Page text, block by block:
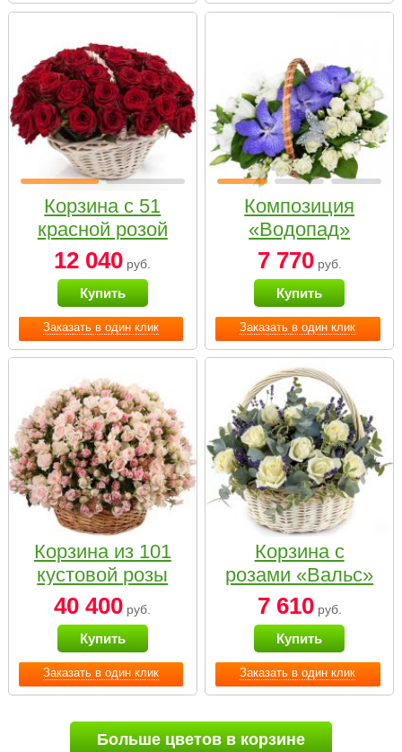
Заказать в один клик
Корзина с 51
красной розой
12 040 руб.
Купить
Заказать в один клик
Композиция
«Водопад»
7 770руб.
Купить
Заказать в один клик
Корзина из 101
кустовой розы
нежных тонов
40 400 руб.
Купить
Заказать в один клик
Корзина с
розами «Вальс»
7 610руб.
Купить
Больше цветов в корзине